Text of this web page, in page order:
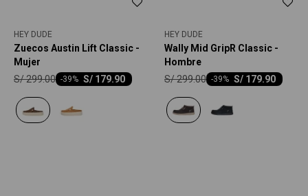
HEY DUDE
Zuecos Austin Lift Classic -
Mujer
S/ 179.90
-39
S/299.00
HEY DUDE
Wally Mid GripR Classic -
Hombre
S/ 179.90
-39
S/299.00